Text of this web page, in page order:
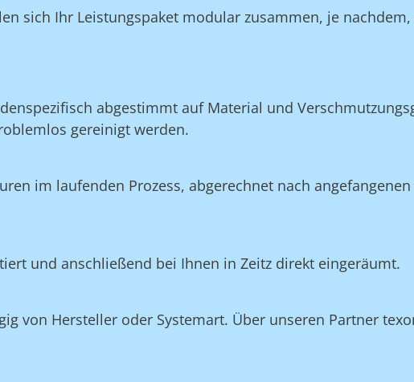
sich Ihr Leistungspaket modular zusammen, je
abgestimmt auf Material und
gereinigt werden.
im laufenden Prozess, abgerechnet nach
und anschließend bei Ihnen in Zeitz direkt eingeräumt.
von Hersteller oder Systemart. Über unseren Partner